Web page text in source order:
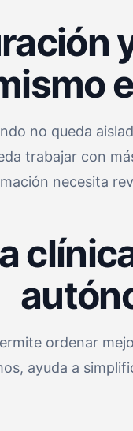
no queda
trabajar con
necesita
ordenar
ayuda a